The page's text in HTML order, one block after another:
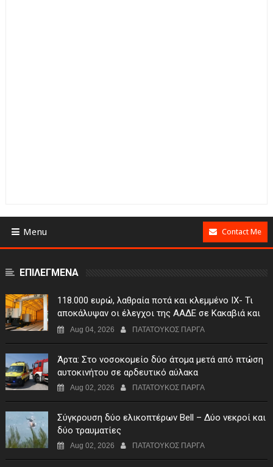
Menu Contact Me
ΕΠΙΛΕΓΜΕΝΑ
118.000 ευρώ, λαθραία ποτά και κλεμμένο ΙΧ- Τι
αποκάλυψαν οι έλεγχοι της ΑΑΔΕ σε Κακαβιά και
Μαυρομάτι
Aug 04, 2026 ΠΑΤΑΤΟΥΚΟΣ ΠΑΡΓΑ
Άρτα: Στο νοσοκομείο δύο άτομα μετά από πτώση
αυτοκινήτου σε αρδευτικό αύλακα
Aug 02, 2026 ΠΑΤΑΤΟΥΚΟΣ ΠΑΡΓΑ
Σύγκρουση δύο ελικοπτέρων Bell – Δύο νεκροί και
δύο τραυματίες
Aug 02, 2026 ΠΑΤΑΤΟΥΚΟΣ ΠΑΡΓΑ